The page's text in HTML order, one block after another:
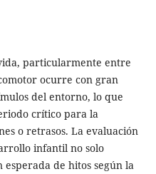
particularmente entre
ocurre con gran
del entorno, lo que
crítico para la
o retrasos. La evaluación
infantil no solo
de hitos según la